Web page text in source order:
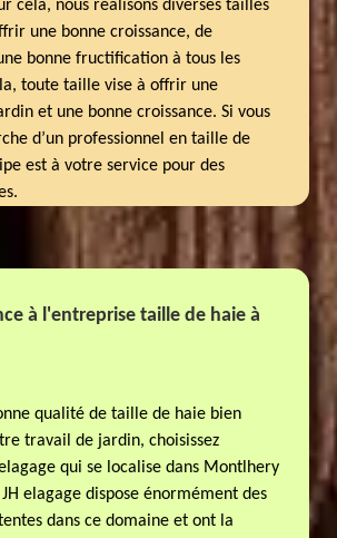
cela, nous réalisons diverses tailles
une bonne croissance, de
bonne fructification à tous les
toute taille vise à offrir une
et une bonne croissance. Si vous
d’un professionnel en taille de
est à votre service pour des
à l'entreprise taille de haie à
qualité de taille de haie bien
travail de jardin, choisissez
qui se localise dans Montlhery
elagage dispose énormément des
dans ce domaine et ont la